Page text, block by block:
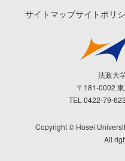
サイトマップサイトポリ
法政大
〒181-0002
TEL 0422-79-
Copyright © Hosei
All